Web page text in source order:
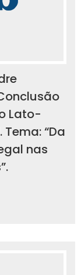
Lato-
“Da
nas